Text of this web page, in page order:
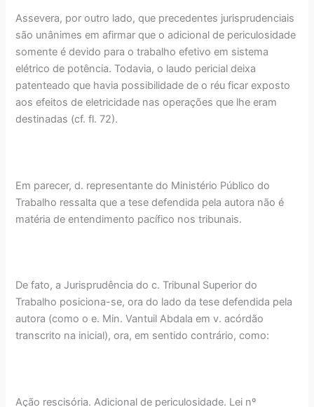
Assevera, por outro lado, que precedentes jurisprudenciais
são unânimes em afirmar que o adicional de periculosidade
somente é devido para o trabalho efetivo em sistema
elétrico de potência. Todavia, o laudo pericial deixa
patenteado que havia possibilidade de o réu ficar exposto
aos efeitos de eletricidade nas operações que lhe eram
destinadas (cf. fl. 72).
Em parecer, d. representante do Ministério Público do
Trabalho ressalta que a tese defendida pela autora não é
matéria de entendimento pacífico nos tribunais.
De fato, a Jurisprudência do c. Tribunal Superior do
Trabalho posiciona-se, ora do lado da tese defendida pela
autora (como o e. Min. Vantuil Abdala em v. acórdão
transcrito na inicial), ora, em sentido contrário, como:
Ação rescisória. Adicional de periculosidade. Lei nº